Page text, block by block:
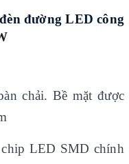
đường LED công
chải. Bề mặt được
LED SMD chính